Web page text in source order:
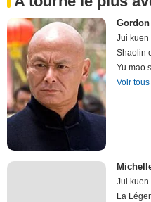
Jui kuen
Shaolin
Yu mao
Voir
Jui kuen
La